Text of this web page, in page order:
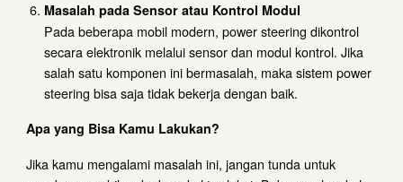
Masalah pada Sensor atau Kontrol Modul
Pada beberapa mobil modern, power steering dikontrol
secara elektronik melalui sensor dan modul kontrol. Jika
salah satu komponen ini bermasalah, maka sistem power
steering bisa saja tidak bekerja dengan baik.
Apa yang Bisa Kamu Lakukan?
Jika kamu mengalami masalah ini, jangan tunda untuk